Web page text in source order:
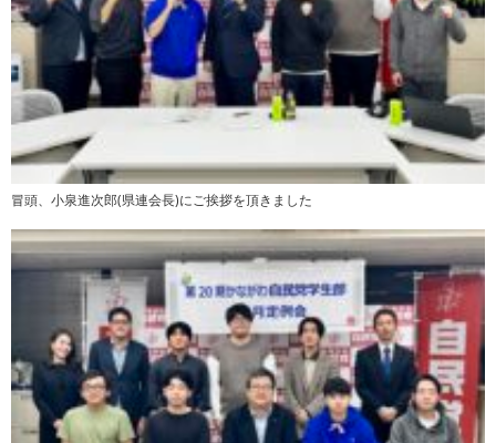
冒頭、小泉進次郎(県連会長)にご挨拶を頂きました